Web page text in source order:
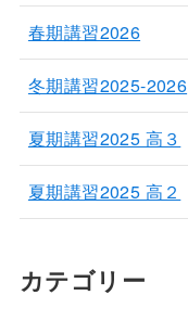
春期講習2026
冬期講習2025-2026
夏期講習2025 高３
夏期講習2025 高２
カテゴリー